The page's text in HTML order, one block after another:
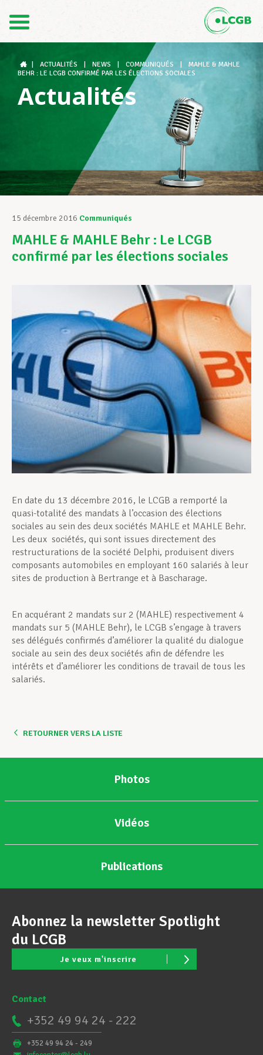
DE
Le LCGB
Structures syndicales
Assistance au Travail
Vos droits
Assistance en vie privée
Développement professionnel
Devenir Membre
Actualités
ACTUALITÉS NEWS COMMUNIQUÉS
MAHLE & MAHLE
BEHR : LE LCGB CONFIRMÉ PAR LES ÉLECTIONS SOCIALES
Actualités
15 décembre 2016 Communiqués
MAHLE & MAHLE Behr : Le LCGB
confirmé par les élections sociales
En date du 13 décembre 2016, le LCGB a remporté la
quasi-totalité des mandats à l’occasion des élections
sociales au sein des deux sociétés MAHLE et MAHLE Behr.
Les deux sociétés, qui sont issues directement des
restructurations de la société Delphi, produisent divers
composants automobiles en employant 160 salariés à leur
sites de production à Bertrange et à Bascharage.
En acquérant 2 mandats sur 2 (MAHLE) respectivement 4
mandats sur 5 (MAHLE Behr), le LCGB s’engage à travers
ses délégués confirmés d’améliorer la qualité du dialogue
sociale au sein des deux sociétés afin de défendre les
intérêts et d’améliorer les conditions de travail de tous les
salariés.
RETOURNER VERS LA LISTE
Photos
Vidéos
Publications
Abonnez la newsletter Spotlight
du LCGB
Je veux m'inscrire
Contact
+352 49 94 24 - 222
+352 49 94 24 - 249